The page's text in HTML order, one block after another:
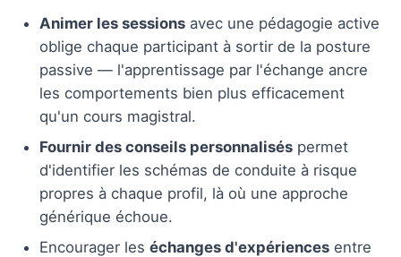
Animer les sessions avec une pédagogie active
oblige chaque participant à sortir de la posture
passive — l'apprentissage par l'échange ancre
les comportements bien plus efficacement
qu'un cours magistral.
Fournir des conseils personnalisés permet
d'identifier les schémas de conduite à risque
propres à chaque profil, là où une approche
générique échoue.
Encourager les échanges d'expériences entre